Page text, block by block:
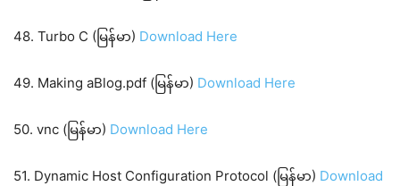
48. Turbo C (မြန်မာ) Download Here
49. Making aBlog.pdf (မြန်မာ) Download Here
50. vnc (မြန်မာ) Download Here
51. Dynamic Host Configuration Protocol (မြန်မာ) Download